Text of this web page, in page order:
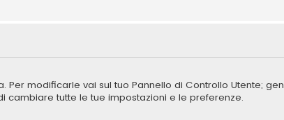
modificarle vai sul tuo Pannello di Controllo Utente;
tutte le tue impostazioni e le preferenze.